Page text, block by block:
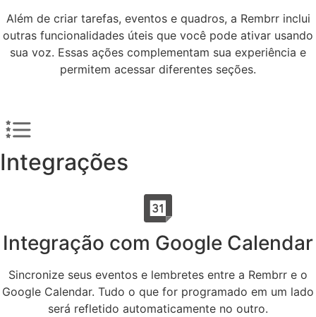
Além de criar tarefas, eventos e quadros, a Rembrr inclui
outras funcionalidades úteis que você pode ativar usando
sua voz. Essas ações complementam sua experiência e
permitem acessar diferentes seções.
Integrações
Integração com Google Calendar
Sincronize seus eventos e lembretes entre a Rembrr e o
Google Calendar. Tudo o que for programado em um lado
será refletido automaticamente no outro.